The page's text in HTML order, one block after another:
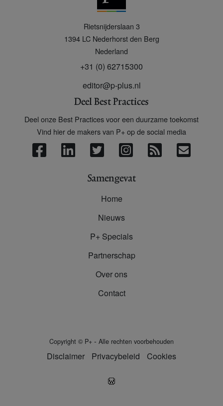
Rietsnijderslaan 3
1394 LC Nederhorst den Berg
Nederland
+31 (0) 62715300
editor@p-plus.nl
Deel Best Practices
Deel onze Best Practices voor een duurzame toekomst
Vind hier de makers van P+ op de social media
Samengevat
Home
Nieuws
P+ Specials
Partnerschap
Over ons
Contact
Copyright © P+ - Alle rechten voorbehouden
Disclaimer Privacybeleid Cookies